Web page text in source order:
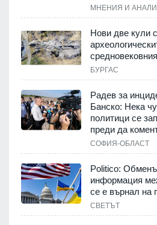
МНЕНИЯ И
Нови две кули
БУРГАС
Радев за
Банско: Нека
политици се
преди да
СОФИЯ-ОБЛАСТ
Politico:
информация
се е върнал на
СВЕТЪТ